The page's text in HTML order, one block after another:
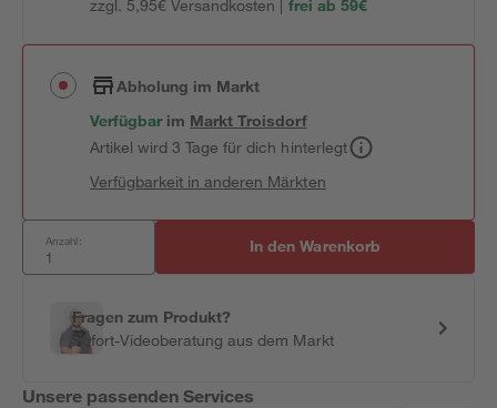
zzgl. 5,95€ Versandkosten | frei ab 59€
Abholung im Markt
Verfügbar im MarktTroisdorf
Artikel wird 3 Tage für dich hinterlegt
Verfügbarkeit in anderen Märkten
Anzahl: In den Warenkorb
Fragen zum Produkt?
Sofort-Videoberatung aus dem Markt
Unsere passenden Services